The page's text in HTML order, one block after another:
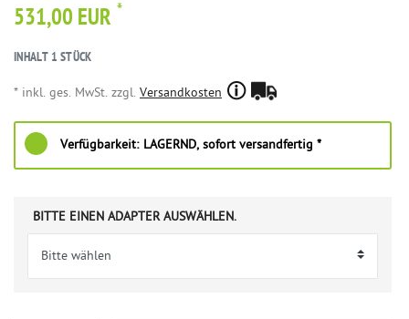
531,00 EUR *
INHALT 1STÜCK
* inkl. ges. MwSt. zzgl. Versandkosten
Verfügbarkeit: LAGERND, sofort versandfertig *
BITTE EINEN ADAPTER AUSWÄHLEN.